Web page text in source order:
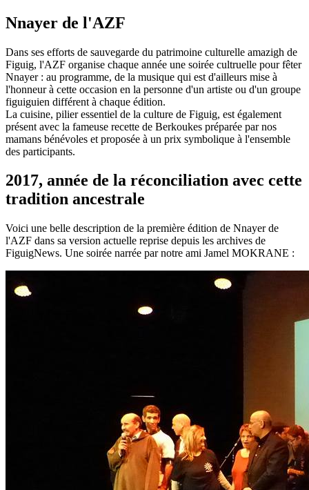
Nnayer de l'AZF
Dans ses efforts de sauvegarde du patrimoine culturelle amazigh de
Figuig, l'AZF organise chaque année une soirée cultruelle pour fêter
Nnayer : au programme, de la musique qui est d'ailleurs mise à
l'honneur à cette occasion en la personne d'un artiste ou d'un groupe
figuiguien différent à chaque édition.
La cuisine, pilier essentiel de la culture de Figuig, est également
présent avec la fameuse recette de Berkoukes préparée par nos
mamans bénévoles et proposée à un prix symbolique à l'ensemble
des participants.
2017, année de la réconciliation avec cette
tradition ancestrale
Voici une belle description de la première édition de Nnayer de
l'AZF dans sa version actuelle reprise depuis les archives de
FiguigNews. Une soirée narrée par notre ami Jamel MOKRANE :